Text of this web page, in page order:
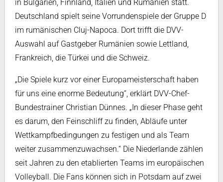
in Bulgarien, Finnland, Italien und Rumänien statt.
Deutschland spielt seine Vorrundenspiele der Gruppe D
im rumänischen Cluj-Napoca. Dort trifft die DVV-
Auswahl auf Gastgeber Rumänien sowie Lettland,
Frankreich, die Türkei und die Schweiz.
„Die Spiele kurz vor einer Europameisterschaft haben
für uns eine enorme Bedeutung“, erklärt DVV-Chef-
Bundestrainer Christian Dünnes. „In dieser Phase geht
es darum, den Feinschliff zu finden, Abläufe unter
Wettkampfbedingungen zu festigen und als Team
weiter zusammenzuwachsen.“ Die Niederlande zählen
seit Jahren zu den etablierten Teams im europäischen
Volleyball. Die Fans können sich in Potsdam auf zwei